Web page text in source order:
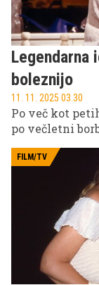
Legendarna
boleznijo
11. 11. 2025 03.30
Po več kot
po večletni
FILM/TV